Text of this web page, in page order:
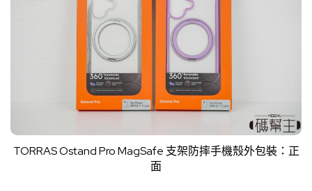
TORRAS Ostand Pro MagSafe 支架防摔手機殼外包裝：正
面